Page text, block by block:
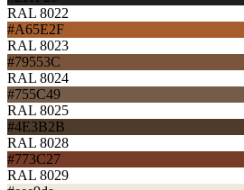
RAL 8022
#A65E2F
RAL 8023
#79553C
RAL 8024
#755C49
RAL 8025
#4E3B2B
RAL 8028
#773C27
RAL 8029